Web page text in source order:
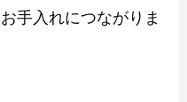
手入れにつながりま